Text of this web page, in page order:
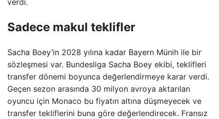
verdi.
Sadece makul teklifler
Sacha Boey’in 2028 yılına kadar Bayern Münih ile bir
sözleşmesi var. Bundesliga Sacha Boey ekibi, teklifleri
transfer dönemi boyunca değerlendirmeye karar verdi.
Geçen sezon arasında 30 milyon avroya aktarılan
oyuncu için Monaco bu fiyatın altına düşmeyecek ve
transfer tekliflerini buna göre değerlendirecek. Fransız